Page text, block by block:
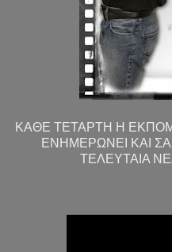
ΚΑΘΕ ΤΕΤΑΡΤΗ Η
ΕΝΗΜΕΡΩΝΕΙ ΚΑΙ
ΤΕΛΕΥΤΑΙΑ